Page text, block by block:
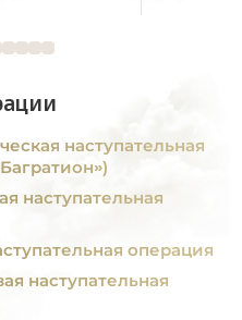
наступательная
наступательная
операция
наступательная